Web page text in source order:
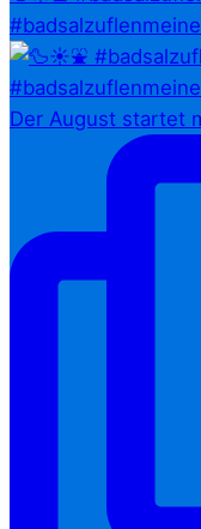
#badsalzuflenmeine
Der August startet